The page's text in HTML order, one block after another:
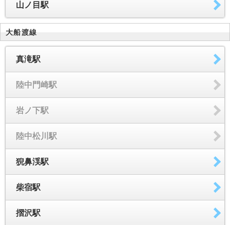
山ノ目駅
大船渡線
真滝駅
陸中門崎駅
岩ノ下駅
陸中松川駅
猊鼻渓駅
柴宿駅
摺沢駅